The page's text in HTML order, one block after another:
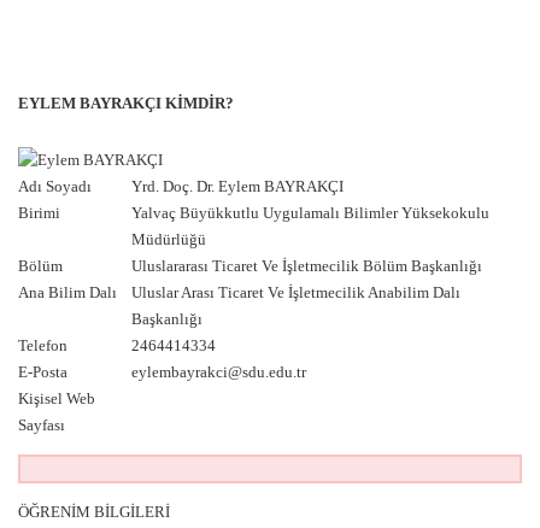
EYLEM BAYRAKÇI KİMDİR?
Adı Soyadı
Yrd. Doç. Dr. Eylem BAYRAKÇI
Birimi
Yalvaç Büyükkutlu Uygulamalı Bilimler Yüksekokulu
Müdürlüğü
Bölüm
Uluslararası Ticaret Ve İşletmecilik Bölüm Başkanlığı
Ana Bilim Dalı
Uluslar Arası Ticaret Ve İşletmecilik Anabilim Dalı
Başkanlığı
Telefon
2464414334
E-Posta
eylembayrakci@sdu.edu.tr
Kişisel Web
Sayfası
ÖĞRENİM BİLGİLERİ